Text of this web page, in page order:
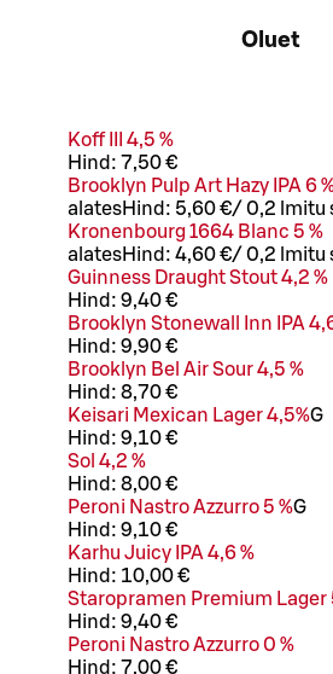
Oluet
Koff III 4,5 %
Hind: 7,50 €
Brooklyn Pulp Art Hazy IPA 6
alatesHind: 5,60 €/ 0,2 l mitu
Kronenbourg 1664 Blanc 5 %
alatesHind: 4,60 €/ 0,2 l mitu
Guinness Draught Stout 4,2 %
Hind: 9,40 €
Brooklyn Stonewall Inn IPA
Hind: 9,90 €
Brooklyn Bel Air Sour 4,5 %
Hind: 8,70 €
Keisari Mexican Lager 4,5%G
Hind: 9,10 €
Sol 4,2 %
Hind: 8,00 €
Peroni Nastro Azzurro 5 %G
Hind: 9,10 €
Karhu Juicy IPA 4,6 %
Hind: 10,00 €
Staropramen Premium Lager
Hind: 9,40 €
Peroni Nastro Azzurro 0 %
Hind: 7,00 €